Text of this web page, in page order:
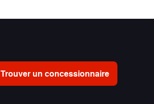
Trouver un concessionnaire